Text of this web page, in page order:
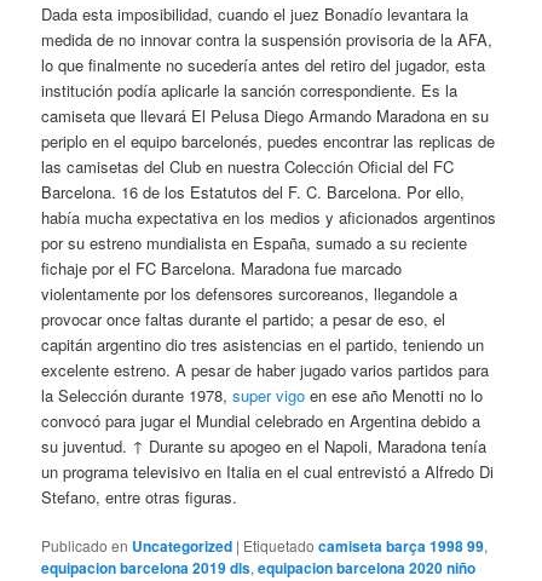
Dada esta imposibilidad, cuando el juez Bonadío levantara la
medida de no innovar contra la suspensión provisoria de la AFA,
lo que finalmente no sucedería antes del retiro del jugador, esta
institución podía aplicarle la sanción correspondiente. Es la
camiseta que llevará El Pelusa Diego Armando Maradona en su
periplo en el equipo barcelonés, puedes encontrar las replicas de
las camisetas del Club en nuestra Colección Oficial del FC
Barcelona. 16 de los Estatutos del F. C. Barcelona. Por ello,
había mucha expectativa en los medios y aficionados argentinos
por su estreno mundialista en España, sumado a su reciente
fichaje por el FC Barcelona. Maradona fue marcado
violentamente por los defensores surcoreanos, llegandole a
provocar once faltas durante el partido; a pesar de eso, el
capitán argentino dio tres asistencias en el partido, teniendo un
excelente estreno. A pesar de haber jugado varios partidos para
la Selección durante 1978,super vigo en ese año Menotti no lo
convocó para jugar el Mundial celebrado en Argentina debido a
su juventud. ↑ Durante su apogeo en el Napoli, Maradona tenía
un programa televisivo en Italia en el cual entrevistó a Alfredo Di
Stefano, entre otras figuras.
Publicado en Uncategorized | Etiquetado camiseta barça 1998 99,
equipacion barcelona 2019 dls,equipacion barcelona 2020 niño